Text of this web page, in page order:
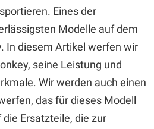
Eines der
Modelle auf dem
In diesem Artikel werfen wir
seine Leistung und
Wir werden auch einen
das für dieses Modell
Ersatzteile, die zur